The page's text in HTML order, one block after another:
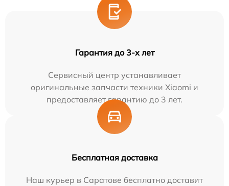
Гарантия до 3-х лет
Сервисный центр устанавливает
оригинальные запчасти техники Xiaomi и
предоставляет гарантию до 3 лет.
Бесплатная доставка
Наш курьер в Саратове бесплатно доставит